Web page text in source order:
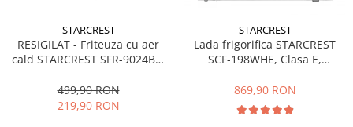
STARCREST
RESIGILAT - Friteuza cu aer
cald STARCREST SFR-9024BK,
Termostat 80 - 200 °C, 12
programe, Negru
499,90 RON
219,90 RON
STARCREST
Lada frigorifica STARCREST
SCF-198WHE, Clasa E,
convertibil - functie frigider,
Termostat reglabil, Alb
869,90 RON